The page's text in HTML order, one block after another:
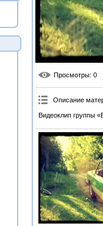
Просмотры: 0
Описание
Видеоклип группы